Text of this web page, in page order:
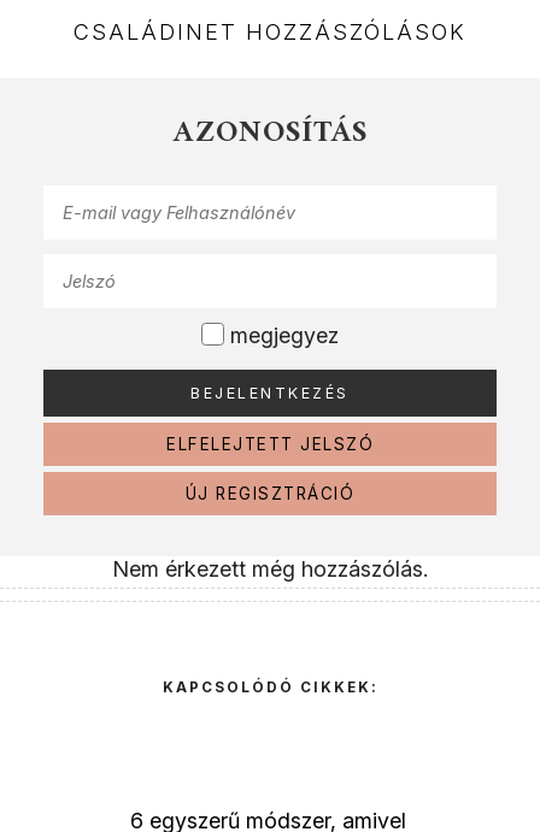
CSALÁDINET HOZZÁSZÓLÁSOK
AZONOSÍTÁS
megjegyez
ELFELEJTETT JELSZÓ
ÚJ REGISZTRÁCIÓ
Nem érkezett még hozzászólás.
KAPCSOLÓDÓ CIKKEK:
6 egyszerű módszer, amivel